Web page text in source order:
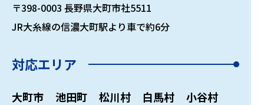
〒398-0003 長野県大町市社5511
JR大糸線の信濃大町駅より車で約6分
対応エリア
大町市 池田町 松川村 白馬村
小谷村